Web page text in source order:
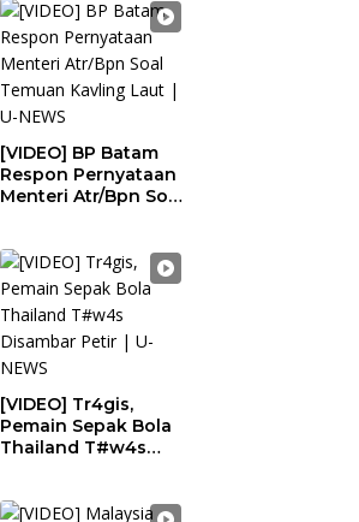
[VIDEO] BP Batam
Respon Pernyataan
Menteri Atr/Bpn Soal
[VIDEO] Tr4gis,
Pemain Sepak Bola
Thailand T#w4s